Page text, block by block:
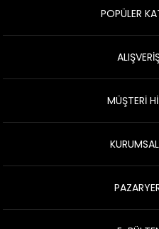
POPÜLER
MÜŞTERİ